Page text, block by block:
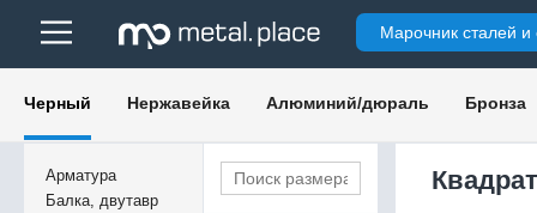
Марочник сталей и
Черный Нержавейка Алюминий/дюраль Бронза
Арматура
Балка, двутавр
3,5
4,5
5
5,5
6,3
9